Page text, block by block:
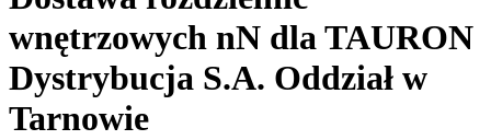
wnętrzowych nN dla TAURON
Dystrybucja S.A. Oddział w
Tarnowie